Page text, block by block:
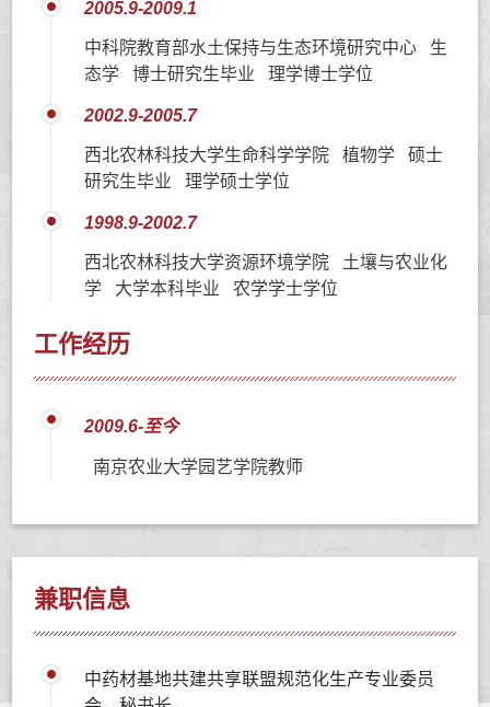
2005.9-2009.1
中科院教育部水土保持与生态环境研究中心 生
态学 博士研究生毕业 理学博士学位
2002.9-2005.7
西北农林科技大学生命科学学院 植物学 硕士
研究生毕业 理学硕士学位
1998.9-2002.7
西北农林科技大学资源环境学院 土壤与农业化
学 大学本科毕业 农学学士学位
工作经历
2009.6-至今
南京农业大学园艺学院教师
兼职信息
中药材基地共建共享联盟规范化生产专业委员